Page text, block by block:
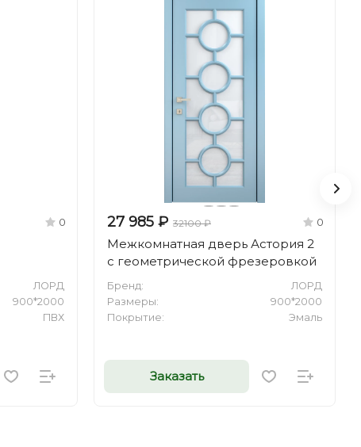
0
ЛОРД
900*2000
ПВХ
27 985 ₽ 32100 ₽ 0
Межкомнатная дверь Астория 2
с геометрической фрезеровкой
Бренд:
ЛОРД
Размеры:
900*2000
Покрытие:
Эмаль
Заказать